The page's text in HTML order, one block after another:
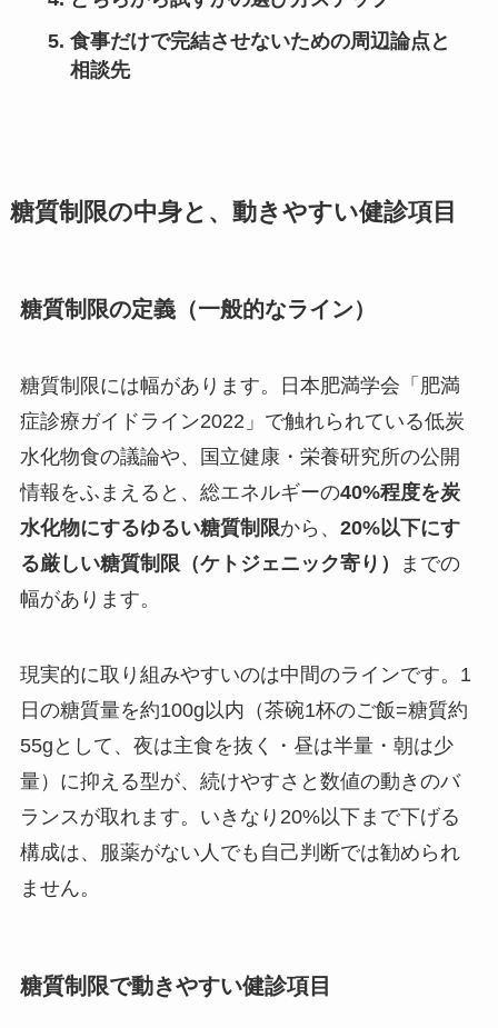
食事だけで完結させないための周辺論点と
相談先
糖質制限の中身と、動きやすい健診項目
糖質制限の定義（一般的なライン）
糖質制限には幅があります。日本肥満学会「肥満
症診療ガイドライン2022」で触れられている低炭
水化物食の議論や、国立健康・栄養研究所の公開
情報をふまえると、総エネルギーの40%程度を炭
水化物にするゆるい糖質制限から、 20%以下にす
る厳しい糖質制限（ケトジェニック寄り）
までの
幅があります。
現実的に取り組みやすいのは中間のラインです。1
日の糖質量を約100g以内（茶碗1杯のご飯=糖質約
55gとして、夜は主食を抜く・昼は半量・朝は少
量）に抑える型が、続けやすさと数値の動きのバ
ランスが取れます。いきなり20%以下まで下げる
構成は、服薬がない人でも自己判断では勧められ
ません。
糖質制限で動きやすい健診項目